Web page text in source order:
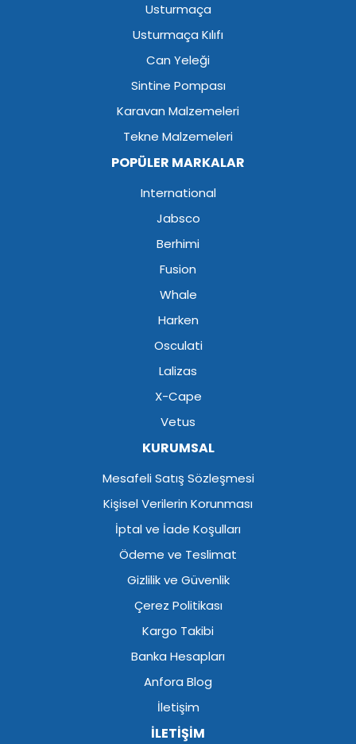
Usturmaça
Usturmaça Kılıfı
Can Yeleği
Sintine Pompası
Karavan Malzemeleri
Tekne Malzemeleri
POPÜLER MARKALAR
International
Jabsco
Berhimi
Fusion
Whale
Harken
Osculati
Lalizas
X-Cape
Vetus
KURUMSAL
Mesafeli Satış Sözleşmesi
Kişisel Verilerin Korunması
İptal ve İade Koşulları
Ödeme ve Teslimat
Gizlilik ve Güvenlik
Çerez Politikası
Kargo Takibi
Banka Hesapları
Anfora Blog
İletişim
İLETİŞİM